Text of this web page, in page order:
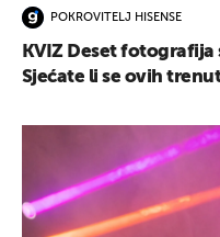
POKROVITELJ HISENSE
KVIZ Deset
Sjećate li se ovih